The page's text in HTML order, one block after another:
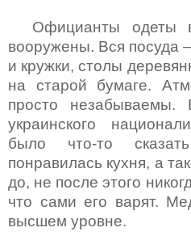
Официанты одеты
вооружены. Вся посуда
и кружки, столы
на старой бумаге.
просто
украинского
было что-то
понравилась кухня, а
до, не после этого
что сами его варят.
высшем уровне.